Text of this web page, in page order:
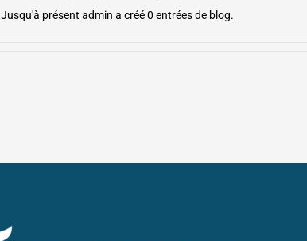
Jusqu'à présent admin a créé 0 entrées de blog.